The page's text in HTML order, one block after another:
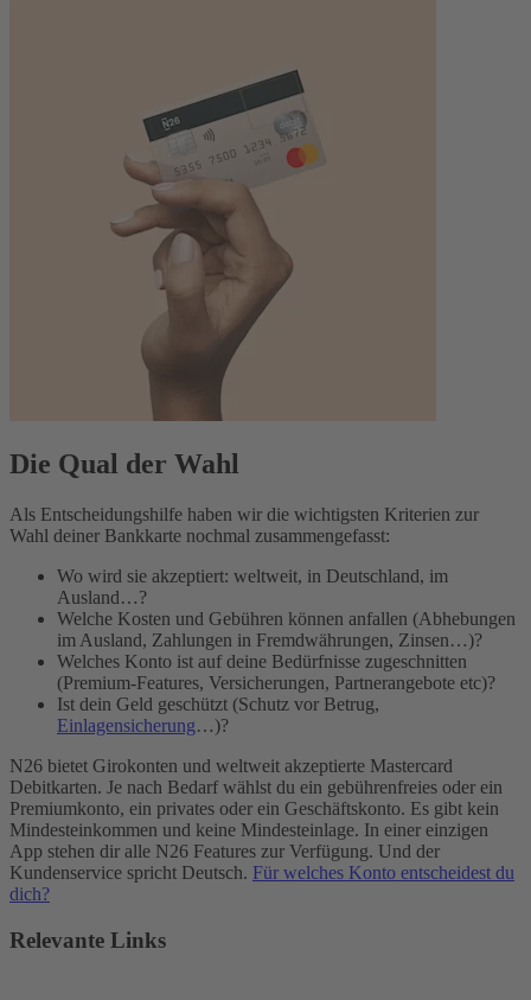
Die Qual der Wahl
Als Entscheidungshilfe haben wir die wichtigsten Kriterien zur
Wahl deiner Bankkarte nochmal zusammengefasst:
Wo wird sie akzeptiert: weltweit, in Deutschland, im
Ausland…?
Welche Kosten und Gebühren können anfallen (Abhebungen
im Ausland, Zahlungen in Fremdwährungen, Zinsen…)?
Welches Konto ist auf deine Bedürfnisse zugeschnitten
(Premium-Features, Versicherungen, Partnerangebote etc)?
Ist dein Geld geschützt (Schutz vor Betrug,
Einlagensicherung…)?
N26 bietet Girokonten und weltweit akzeptierte Mastercard
Debitkarten. Je nach Bedarf wählst du ein gebührenfreies oder ein
Premiumkonto, ein privates oder ein Geschäftskonto. Es gibt kein
Mindesteinkommen und keine Mindesteinlage. In einer einzigen
App stehen dir alle N26 Features zur Verfügung. Und der
Kundenservice spricht Deutsch. Für welches Konto entscheidest du
dich?
Relevante Links